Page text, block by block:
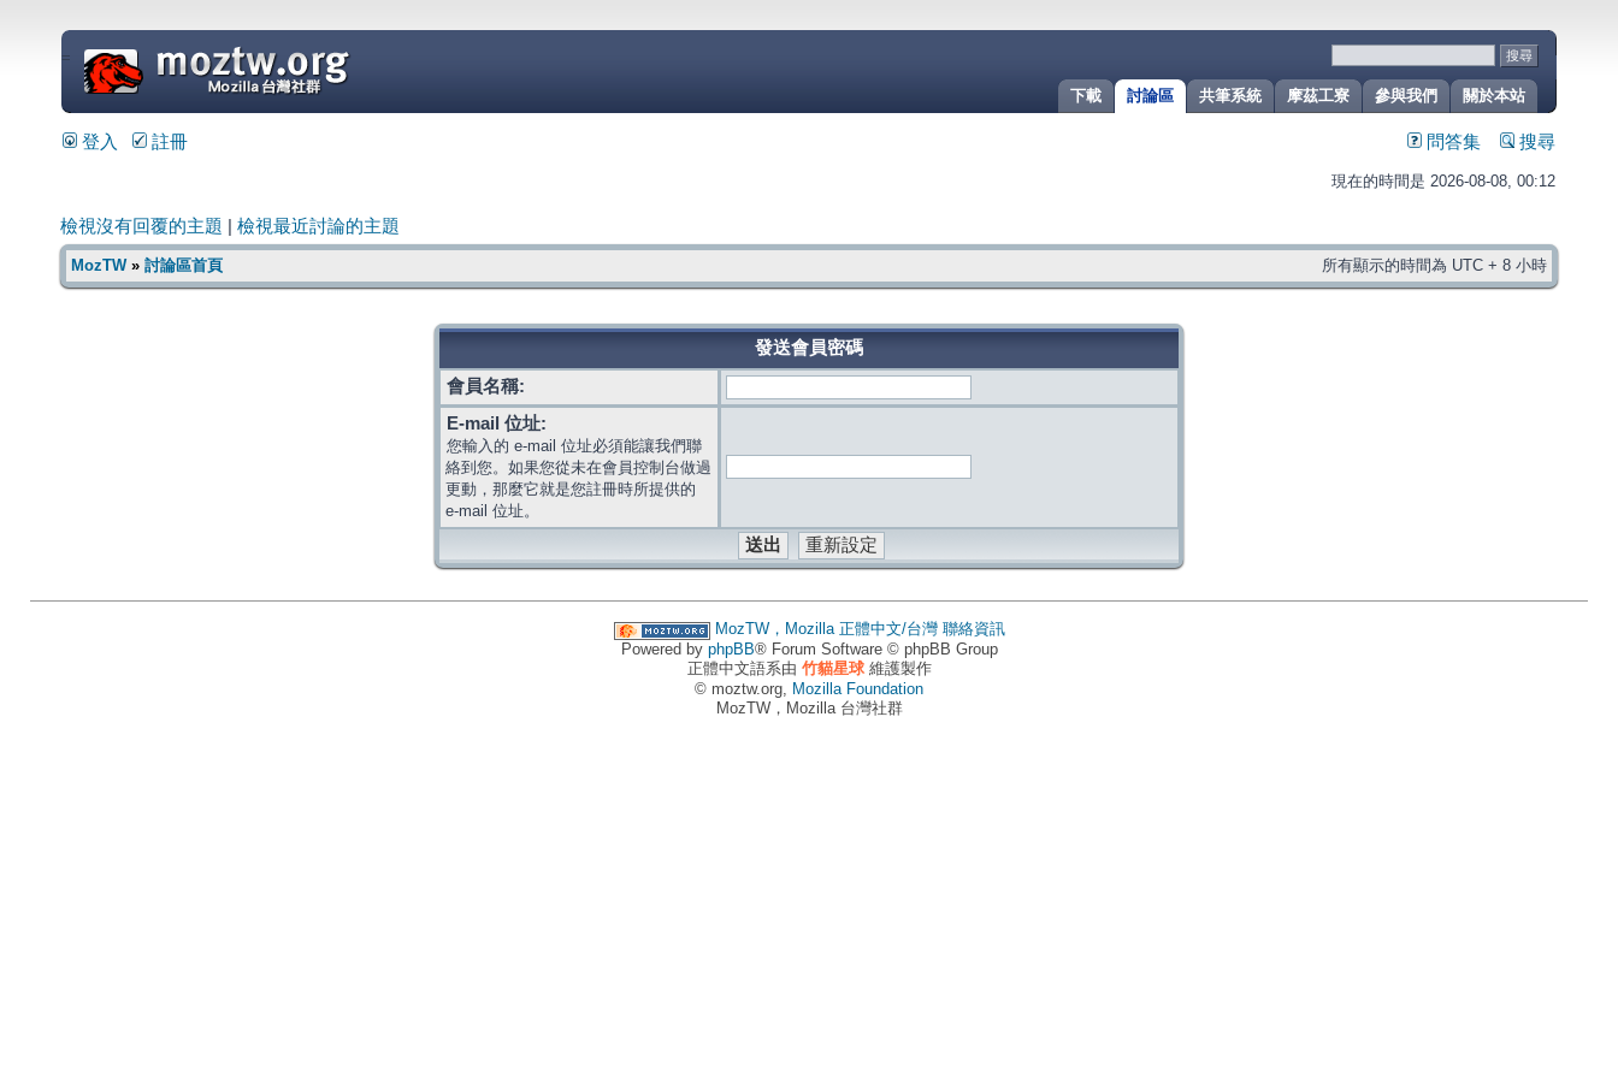
關於本站
參與我們
摩茲工寮
共筆系統
討論區
下載
=
登入 註冊 問答集 搜尋
現在的時間是 2026-08-08, 00:12
檢視沒有回覆的主題 檢視最近討論的主題
MozTW» 討論區首頁 所有顯示的時間為 UTC + 8 小時
發送會員密碼
會員名稱:
E-mail 位址:
您輸入的 e-mail 位址必須能讓我們聯
絡到您。如果您從未在會員控制台做過
更動，那麼它就是您註冊時所提供的
e-mail 位址。
MozTW，Mozilla 正體中文/台灣 聯絡資訊
Powered by phpBB® Forum Software © phpBB Group
正體中文語系由 竹貓星球維護製作
© moztw.org, Mozilla Foundation
MozTW，Mozilla 台灣社群